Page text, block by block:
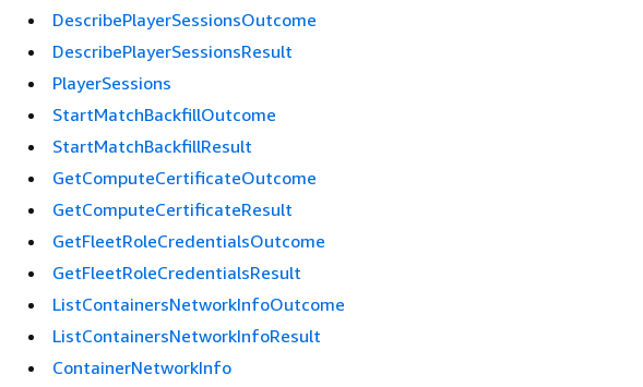
DescribePlayerSessionsOutcome
DescribePlayerSessionsResult
PlayerSessions
StartMatchBackfillOutcome
StartMatchBackfillResult
GetComputeCertificateOutcome
GetComputeCertificateResult
GetFleetRoleCredentialsOutcome
GetFleetRoleCredentialsResult
ListContainersNetworkInfoOutcome
ListContainersNetworkInfoResult
ContainerNetworkInfo